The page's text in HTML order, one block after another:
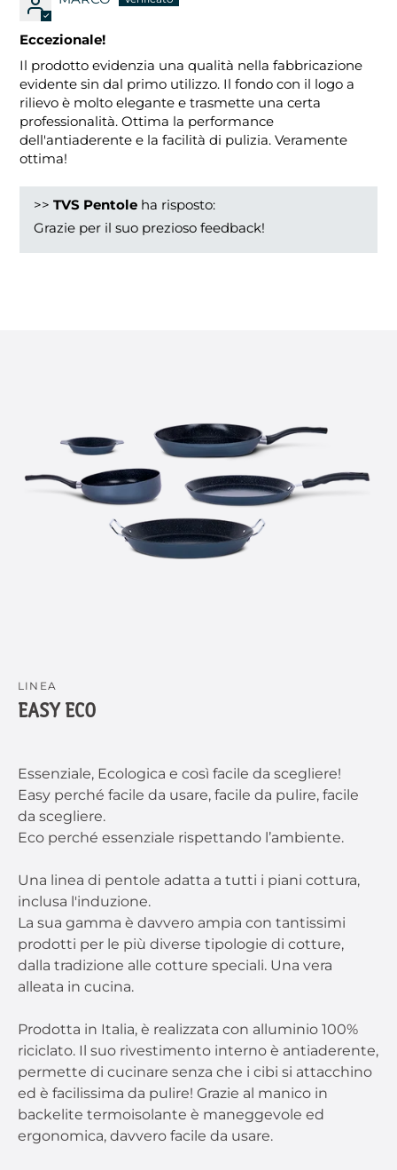
Eccezionale!
Il prodotto evidenzia una qualità nella fabbricazione
evidente sin dal primo utilizzo. Il fondo con il logo a
rilievo è molto elegante e trasmette una certa
professionalità. Ottima la performance
dell'antiaderente e la facilità di pulizia. Veramente
ottima!
>>TVS Pentole ha risposto:
Grazie per il suo prezioso feedback!
LINEA
EASY ECO
Essenziale, Ecologica e così facile da scegliere!
Easy perché facile da usare, facile da pulire, facile
da scegliere.
Eco perché essenziale rispettando l’ambiente.
Una linea di pentole adatta a tutti i piani cottura,
inclusa l'induzione.
La sua gamma è davvero ampia con tantissimi
prodotti per le più diverse tipologie di cotture,
dalla tradizione alle cotture speciali. Una vera
alleata in cucina.
Prodotta in Italia, è realizzata con alluminio 100%
riciclato. Il suo rivestimento interno è antiaderente,
permette di cucinare senza che i cibi si attacchino
ed è facilissima da pulire! Grazie al manico in
backelite termoisolante è maneggevole ed
ergonomica, davvero facile da usare.